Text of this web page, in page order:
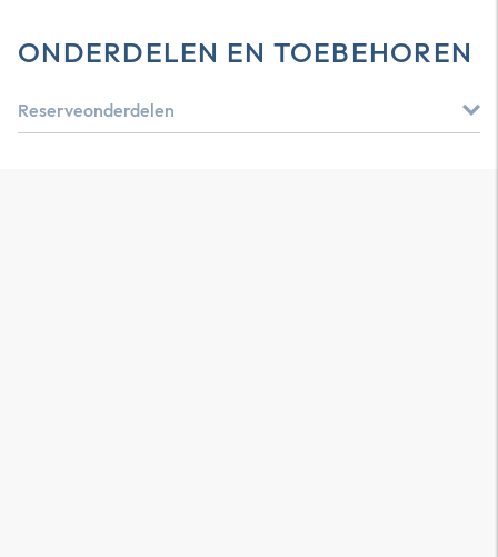
ONDERDELEN EN TOEBEHOREN
Reserveonderdelen